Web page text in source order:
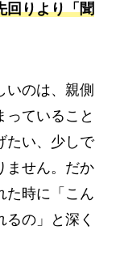
回りより「聞
いのは、親側
っていること
たい、少しで
ません。だか
た時に「こん
の」と深く